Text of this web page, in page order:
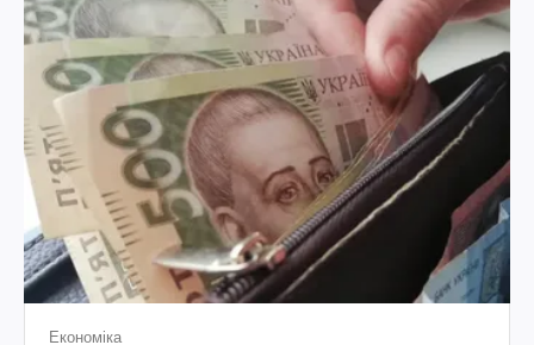
Економіка